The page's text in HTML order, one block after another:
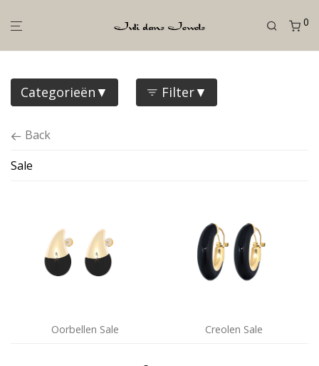
0
Categorieën Filter
Back
Sale
Oorbellen Sale Creolen Sale